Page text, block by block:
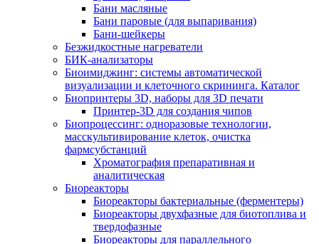
Бани масляные
Бани паровые (для выпаривания)
Бани-шейкеры
Безжидкостные нагреватели
БИК-анализаторы
Биоимиджинг: системы автоматической
визуализации и клеточного скрининга. Каталог
Биопринтеры 3D, наборы для 3D печати
Принтер-3D для создания чипов
Биопроцессинг: одноразовые технологии,
масскультивирование клеток, очистка
фармсубстанций
Хроматография препаративная и
аналитическая
Биореакторы
Биореакторы бактериальные (ферментеры)
Биореакторы двухфазные для биотоплива и
твердофазные
Биореакторы для параллельного